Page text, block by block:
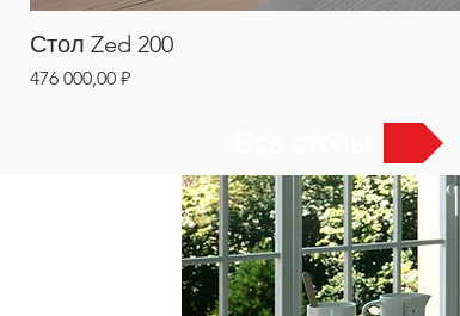
Стол Zed 200
Цена
476 000,00 ₽